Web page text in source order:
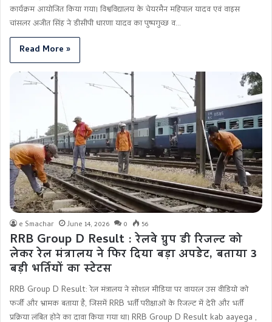
कार्यक्रम आयोजित किया गया। विश्वविद्यालय के चेयरमैन महिपाल यादव एवं वाइस
चांसलर अजीत सिंह ने डीसीपी धारणा यादव का पुष्पगुच्छ व…
Read More »
e Smachar June 14, 2026 0 56
RRB Group D Result : रेलवे ग्रुप डी रिजल्ट को
लेकर रेल मंत्रालय ने फिर दिया बड़ा अपडेट, बताया 3
बड़ी भर्तियों का स्टेटस
RRB Group D Result: रेल मंत्रालय ने सोशल मीडिया पर वायरल उस वीडियो को
फर्जी और भ्रामक बताया है, जिसमें RRB भर्ती परीक्षाओं के रिजल्ट में देरी और भर्ती
प्रक्रिया लंबित होने का दावा किया गया था। RRB Group D Result kab aayega ,